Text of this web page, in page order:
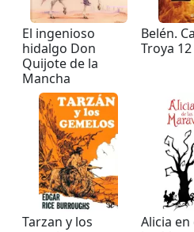
El ingenioso
hidalgo Don
Quijote de la
Mancha
Belén.
Troya 12
Tarzan y los
Alicia en